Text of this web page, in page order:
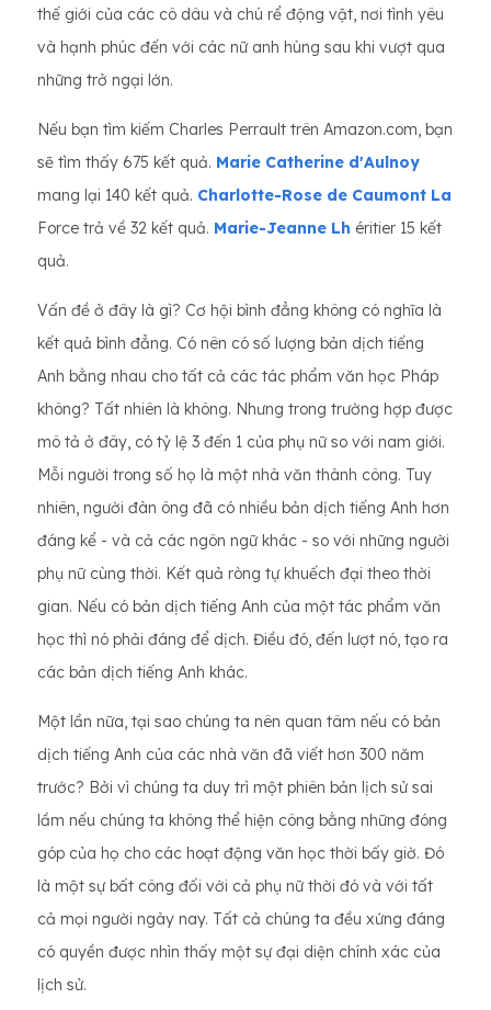
thế giới của các cô dâu và chú rể động vật, nơi tình yêu
và hạnh phúc đến với các nữ anh hùng sau khi vượt qua
những trở ngại lớn.
Nếu bạn tìm kiếm Charles Perrault trên Amazon.com, bạn
sẽ tìm thấy 675 kết quả. Marie Catherine d'Aulnoy
mang lại 140 kết quả. Charlotte-Rose de Caumont La
Force trả về 32 kết quả. Marie-Jeanne Lh éritier 15 kết
quả.
Vấn đề ở đây là gì? Cơ hội bình đẳng không có nghĩa là
kết quả bình đẳng. Có nên có số lượng bản dịch tiếng
Anh bằng nhau cho tất cả các tác phẩm văn học Pháp
không? Tất nhiên là không. Nhưng trong trường hợp được
mô tả ở đây, có tỷ lệ 3 đến 1 của phụ nữ so với nam giới.
Mỗi người trong số họ là một nhà văn thành công. Tuy
nhiên, người đàn ông đã có nhiều bản dịch tiếng Anh hơn
đáng kể - và cả các ngôn ngữ khác - so với những người
phụ nữ cùng thời. Kết quả ròng tự khuếch đại theo thời
gian. Nếu có bản dịch tiếng Anh của một tác phẩm văn
học thì nó phải đáng để dịch. Điều đó, đến lượt nó, tạo ra
các bản dịch tiếng Anh khác.
Một lần nữa, tại sao chúng ta nên quan tâm nếu có bản
dịch tiếng Anh của các nhà văn đã viết hơn 300 năm
trước? Bởi vì chúng ta duy trì một phiên bản lịch sử sai
lầm nếu chúng ta không thể hiện công bằng những đóng
góp của họ cho các hoạt động văn học thời bấy giờ. Đó
là một sự bất công đối với cả phụ nữ thời đó và với tất
cả mọi người ngày nay. Tất cả chúng ta đều xứng đáng
có quyền được nhìn thấy một sự đại diện chính xác của
lịch sử.